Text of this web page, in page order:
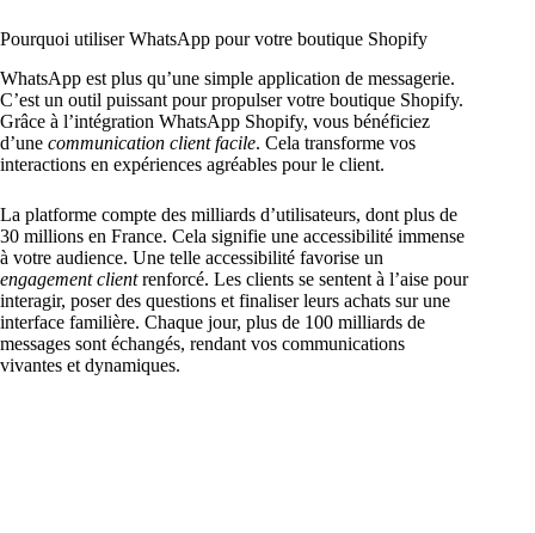
Pourquoi utiliser WhatsApp pour votre boutique Shopify
WhatsApp est plus qu’une simple application de messagerie.
C’est un outil puissant pour propulser votre boutique Shopify.
Grâce à l’intégration WhatsApp Shopify, vous bénéficiez
d’une communication client facile. Cela transforme vos
interactions en expériences agréables pour le client.
La platforme compte des milliards d’utilisateurs, dont plus de
30 millions en France. Cela signifie une accessibilité immense
à votre audience. Une telle accessibilité favorise un
engagement clientrenforcé. Les clients se sentent à l’aise pour
interagir, poser des questions et finaliser leurs achats sur une
interface familière. Chaque jour, plus de 100 milliards de
messages sont échangés, rendant vos communications
vivantes et dynamiques.